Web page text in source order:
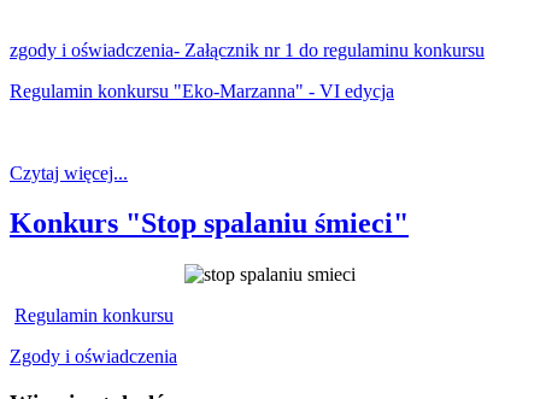
zgody i oświadczenia- Załącznik nr 1 do regulaminu konkursu
Regulamin konkursu "Eko-Marzanna" - VI edycja
Czytaj więcej...
Konkurs "Stop spalaniu śmieci"
Regulamin konkursu
Zgody i oświadczenia